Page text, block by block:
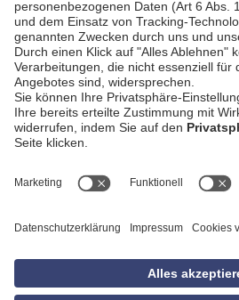
AGB
Datenschutzerklärung
Empfang